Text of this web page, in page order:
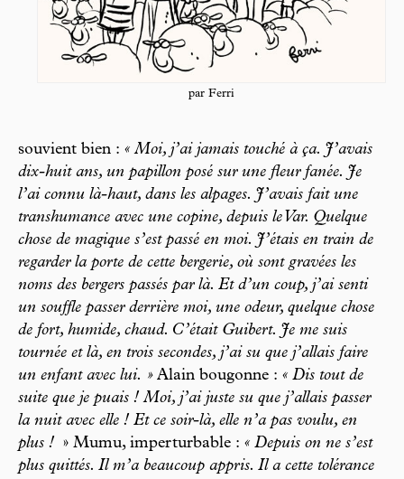
par Ferri
souvient bien : « Moi, j’ai jamais touché à ça. J’avais
dix-huit ans, un papillon posé sur une fleur fanée. Je
l’ai connu là-haut, dans les alpages. J’avais fait une
transhumance avec une copine, depuis le Var. Quelque
chose de magique s’est passé en moi. J’étais en train de
regarder la porte de cette bergerie, où sont gravées les
noms des bergers passés par là. Et d’un coup, j’ai senti
un souffle passer derrière moi, une odeur, quelque chose
de fort, humide, chaud. C’était Guibert. Je me suis
tournée et là, en trois secondes, j’ai su que j’allais faire
un enfant avec lui. » Alain bougonne : « Dis tout de
suite que je puais ! Moi, j’ai juste su que j’allais passer
la nuit avec elle ! Et ce soir-là, elle n’a pas voulu, en
plus ! » Mumu, imperturbable : « Depuis on ne s’est
plus quittés. Il m’a beaucoup appris. Il a cette tolérance